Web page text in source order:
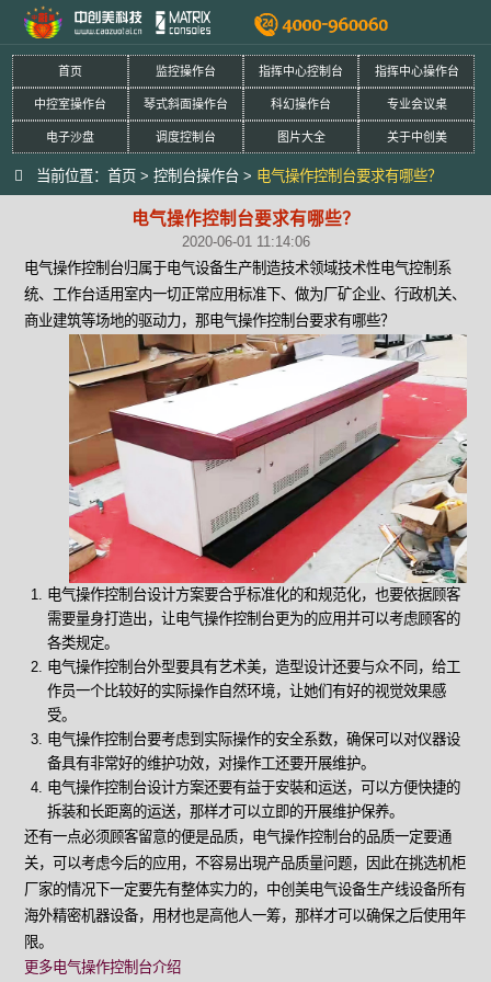
首页 监控操作台 指挥中心控制台 指挥中心操作台
中控室操作台 琴式斜面操作台 科幻操作台 专业会议桌
电子沙盘 调度控制台 图片大全 关于中创美
当前位置：首页 > 控制台操作台 > 电气操作控制台要求有哪些？
电气操作控制台要求有哪些？
2020-06-01 11:14:06
电气操作控制台归属于电气设备生产制造技术领域技术性电气控制系
统、工作台适用室内一切正常应用标准下、做为厂矿企业、行政机关、
商业建筑等场地的驱动力，那电气操作控制台要求有哪些？
电气操作控制台设计方案要合乎标准化的和规范化，也要依据顾客
需要量身打造出，让电气操作控制台更为的应用并可以考虑顾客的
各类规定。
电气操作控制台外型要具有艺术美，造型设计还要与众不同，给工
作员一个比较好的实际操作自然环境，让她们有好的视觉效果感
受。
电气操作控制台要考虑到实际操作的安全系数，确保可以对仪器设
备具有非常好的维护功效，对操作工还要开展维护。
电气操作控制台设计方案还要有益于安裝和运送，可以方便快捷的
拆装和长距离的运送，那样才可以立即的开展维护保养。
还有一点必须顾客留意的便是品质，电气操作控制台的品质一定要通
关，可以考虑今后的应用，不容易出現产品质量问题，因此在挑选机柜
厂家的情况下一定要先有整体实力的，中创美电气设备生产线设备所有
海外精密机器设备，用材也是高他人一筹，那样才可以确保之后使用年
限。
更多电气操作控制台介绍